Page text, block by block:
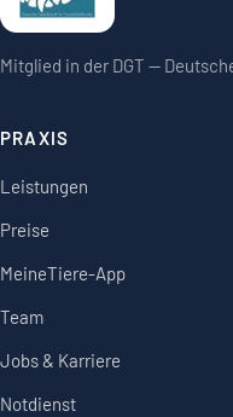
Mitglied in der DGT —
PRAXIS
Leistungen
Preise
MeineTiere-App
Team
Jobs & Karriere
Notdienst